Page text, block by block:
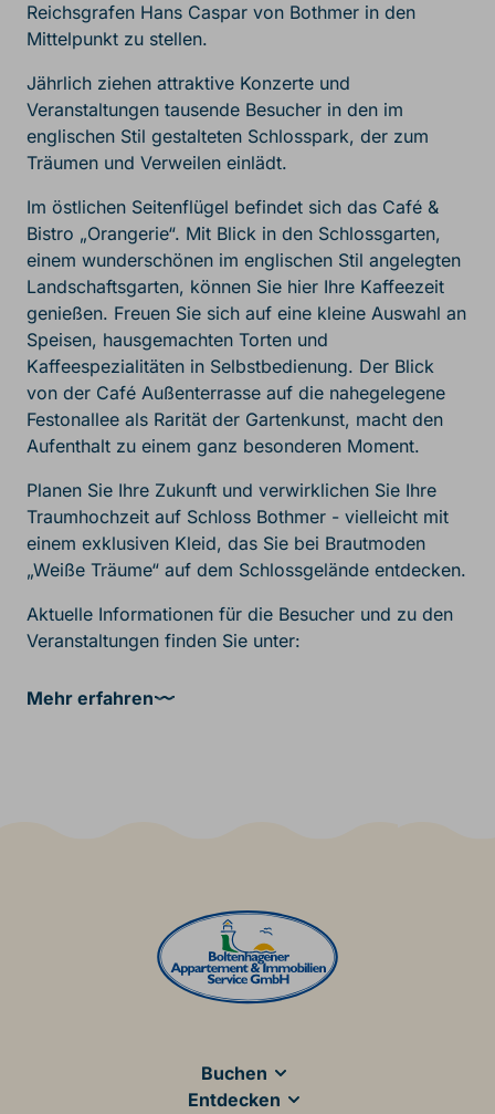
Reichsgrafen Hans Caspar von Bothmer in den
Mittelpunkt zu stellen.
Jährlich ziehen attraktive Konzerte und
Veranstaltungen tausende Besucher in den im
englischen Stil gestalteten Schlosspark, der zum
Träumen und Verweilen einlädt.
Im östlichen Seitenflügel befindet sich das Café &
Bistro „Orangerie“. Mit Blick in den Schlossgarten,
einem wunderschönen im englischen Stil angelegten
Landschaftsgarten, können Sie hier Ihre Kaffeezeit
genießen. Freuen Sie sich auf eine kleine Auswahl an
Speisen, hausgemachten Torten und
Kaffeespezialitäten in Selbstbedienung. Der Blick
von der Café Außenterrasse auf die nahegelegene
Festonallee als Rarität der Gartenkunst, macht den
Aufenthalt zu einem ganz besonderen Moment.
Planen Sie Ihre Zukunft und verwirklichen Sie Ihre
Traumhochzeit auf Schloss Bothmer - vielleicht mit
einem exklusiven Kleid, das Sie bei Brautmoden
„Weiße Träume“ auf dem Schlossgelände entdecken.
Aktuelle Informationen für die Besucher und zu den
Veranstaltungen finden Sie unter:
Mehr erfahren
Buchen
Entdecken